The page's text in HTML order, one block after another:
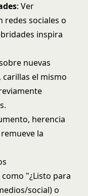
: Ver
sociales o
inspira
nuevas
el mismo
herencia
la
"¿Listo para
social) o